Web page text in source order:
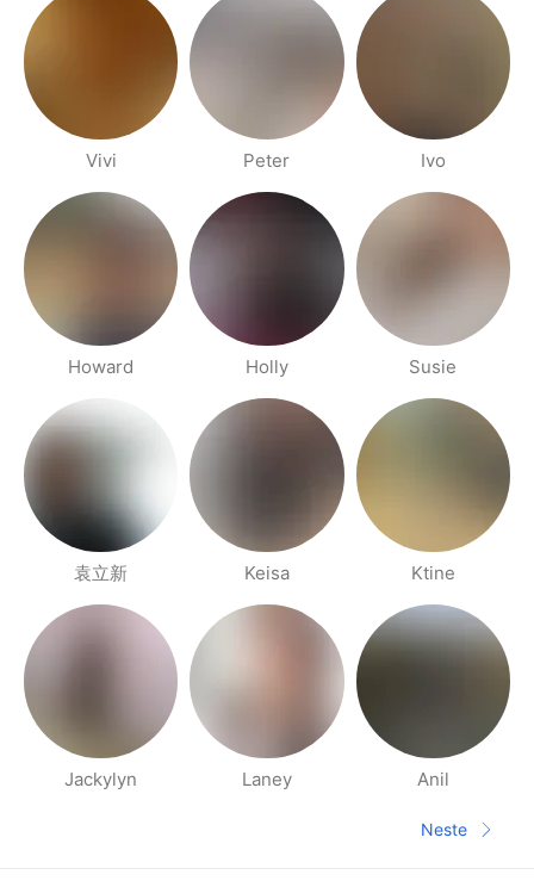
Vivi Peter Ivo
Howard Holly Susie
袁立新 Keisa Ktine
Jackylyn Laney Anil
Neste
Neste